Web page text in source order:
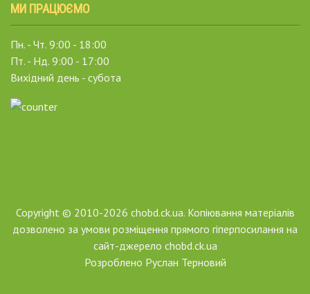
МИ ПРАЦЮЄМО
Пн. - Чт. 9:00 - 18:00
Пт. - Нд. 9:00 - 17:00
Вихідний день - субота
Copyright © 2010-2026 chobd.ck.ua. Копіювання матеріалів
дозволено за умови розміщення прямого гіперпосилання на
сайт-джерело chobd.ck.ua
Розроблено Руслан Терновий